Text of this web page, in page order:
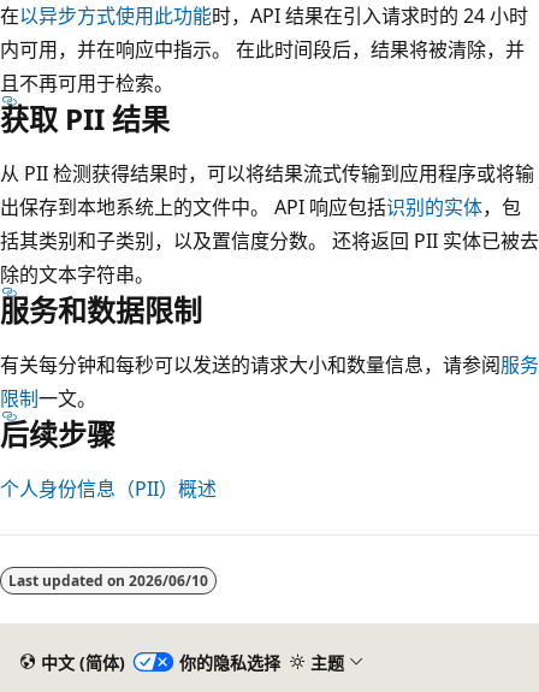
在以异步方式使用此功能时，API 结果在引入请求时的 24 小时
内可用，并在响应中指示。 在此时间段后，结果将被清除，并
且不再可用于检索。
获取 PII 结果
从 PII 检测获得结果时，可以将结果流式传输到应用程序或将输
出保存到本地系统上的文件中。 API 响应包括识别的实体，包
括其类别和子类别，以及置信度分数。 还将返回 PII 实体已被去
除的文本字符串。
服务和数据限制
有关每分钟和每秒可以发送的请求大小和数量信息，请参阅服务
限制一文。
后续步骤
个人身份信息（PII）概述
Last updated on 2026/06/10
中文 (简体) 你的隐私选择 主题